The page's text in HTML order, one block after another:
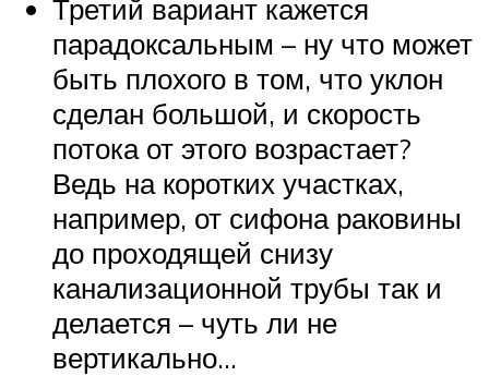
Третий вариант кажется
парадоксальным – ну что может
быть плохого в том, что уклон
сделан большой, и скорость
потока от этого возрастает?
Ведь на коротких участках,
например, от сифона раковины
до проходящей снизу
канализационной трубы так и
делается – чуть ли не
вертикально…